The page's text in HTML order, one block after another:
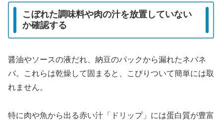
こぼれた調味料や肉の汁を放置していない
か確認する
醤油やソースの液だれ、納豆のパックから漏れたネバネ
バ。これらは乾燥して固まると、こびりついて簡単には取
れません。
特に肉や魚から出る赤い汁「ドリップ」には蛋白質が豊富